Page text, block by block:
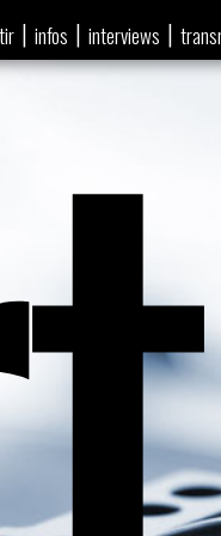
| infos | interviews |